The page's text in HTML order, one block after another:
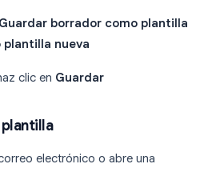
borrador como plantilla
nueva
clic en Guardar
plantilla
electrónico o abre una